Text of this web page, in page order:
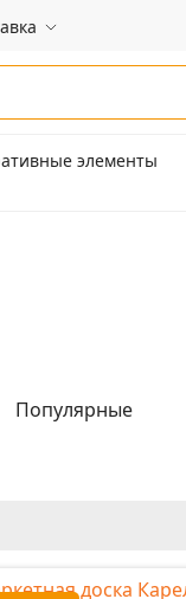
элементы
Популярные